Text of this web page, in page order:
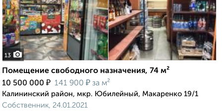
13
Помещение свободного назначения, 74 м²
10 500 000 ₽ 141 900 ₽ за м²
Калининский район, мкр. Юбилейный, Макаренко 19/1
Собственник, 24.01.2021